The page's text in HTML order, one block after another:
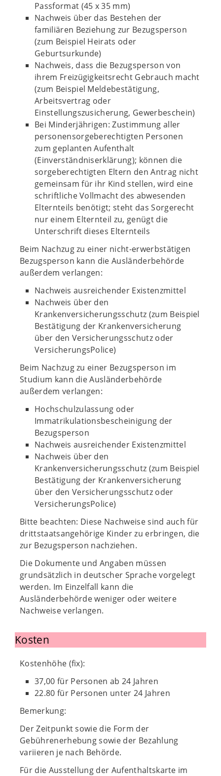
Passformat (45 x 35 mm)
Nachweis über das Bestehen der
familiären Beziehung zur Bezugsperson
(zum Beispiel Heirats oder
Geburtsurkunde)
Nachweis, dass die Bezugsperson von
ihrem Freizügigkeitsrecht Gebrauch macht
(zum Beispiel Meldebestätigung,
Arbeitsvertrag oder
Einstellungszusicherung, Gewerbeschein)
Bei Minderjährigen: Zustimmung aller
personensorgeberechtigten Personen
zum geplanten Aufenthalt
(Einverständniserklärung); können die
sorgeberechtigten Eltern den Antrag nicht
gemeinsam für ihr Kind stellen, wird eine
schriftliche Vollmacht des abwesenden
Elternteils benötigt; steht das Sorgerecht
nur einem Elternteil zu, genügt die
Unterschrift dieses Elternteils
Beim Nachzug zu einer nicht-erwerbstätigen
Bezugsperson kann die Ausländerbehörde
außerdem verlangen:
Nachweis ausreichender Existenzmittel
Nachweis über den
Krankenversicherungsschutz (zum Beispiel
Bestätigung der Krankenversicherung
über den Versicherungsschutz oder
VersicherungsPolice)
Beim Nachzug zu einer Bezugsperson im
Studium kann die Ausländerbehörde
außerdem verlangen:
Hochschulzulassung oder
Immatrikulationsbescheinigung der
Bezugsperson
Nachweis ausreichender Existenzmittel
Nachweis über den
Krankenversicherungsschutz (zum Beispiel
Bestätigung der Krankenversicherung
über den Versicherungsschutz oder
VersicherungsPolice)
Bitte beachten: Diese Nachweise sind auch für
drittstaatsangehörige Kinder zu erbringen, die
zur Bezugsperson nachziehen.
Die Dokumente und Angaben müssen
grundsätzlich in deutscher Sprache vorgelegt
werden. Im Einzelfall kann die
Ausländerbehörde weniger oder weitere
Nachweise verlangen.
Kosten
Kostenhöhe (fix):
37,00 für Personen ab 24 Jahren
22.80 für Personen unter 24 Jahren
Bemerkung:
Der Zeitpunkt sowie die Form der
Gebührenerhebung sowie der Bezahlung
variieren je nach Behörde.
Für die Ausstellung der Aufenthaltskarte im